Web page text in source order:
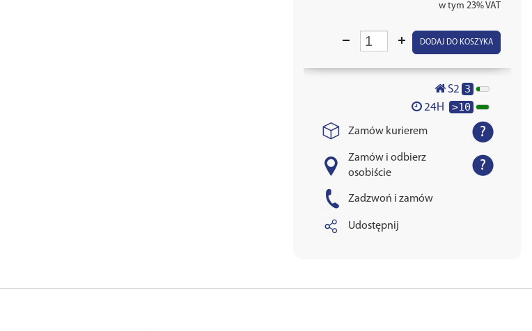
w tym 23% VAT
DODAJ DO KOSZYKA
S2 3
24H >10
Zamów kurierem
Zamów i odbierz
osobiście
Zadzwoń i zamów
Udostępnij